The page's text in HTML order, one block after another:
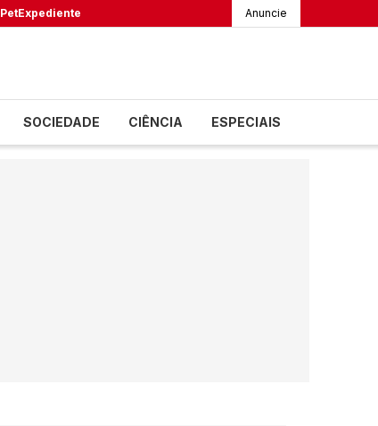
PetExpediente Anuncie
SOCIEDADE CIÊNCIA ESPECIAIS